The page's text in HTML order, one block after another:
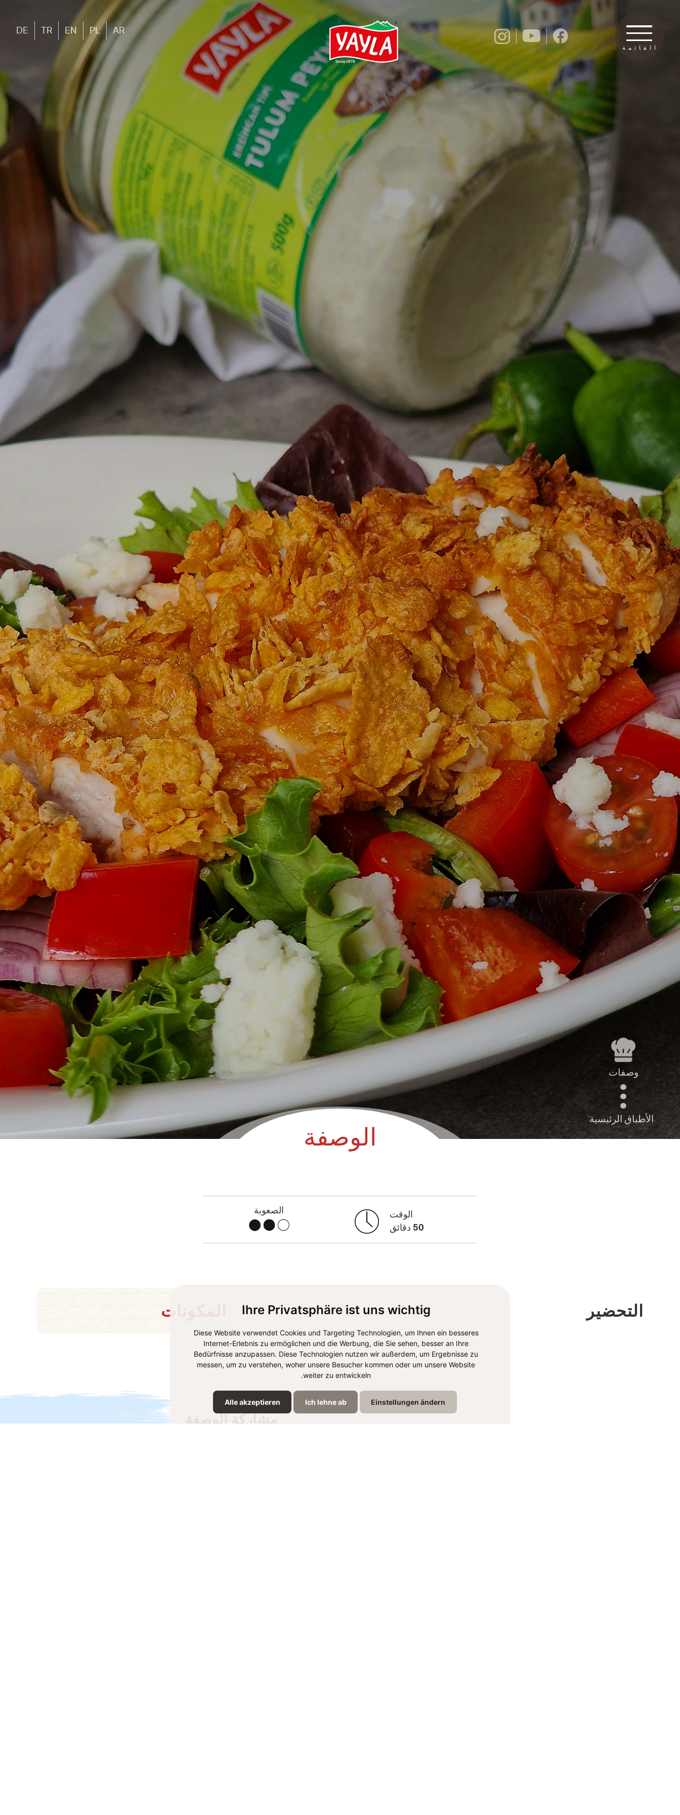
Ihre Privatsphäre ist uns wichtig
Diese Website verwendet Cookies und Targeting Technologien, um Ihnen ein besseres
Internet-Erlebnis zu ermöglichen und die Werbung, die Sie sehen, besser an Ihre
Bedürfnisse anzupassen. Diese Technologien nutzen wir außerdem, um Ergebnisse zu
messen, um zu verstehen, woher unsere Besucher kommen oder um unsere Website
weiter zu entwickeln.
Alle akzeptieren Ich lehne ab Einstellungen ändern
DE TR EN PL AR
القائمة
وصفات
الأطباق الرئيسية
الوصفة
الصعوبة
الوقت
50 دقائق
المكونات التحضير
مشاركة الوصفة